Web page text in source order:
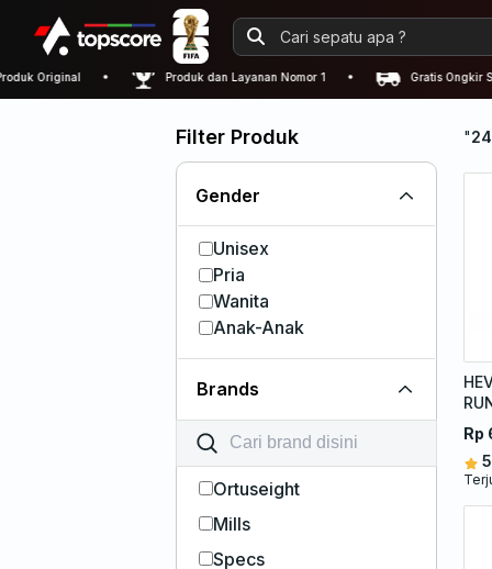
Original Produk dan Layanan Nomor 1 Gratis Ongkir
Filter Produk
Gender
Unisex
Pria
Wanita
Anak-Anak
Brands
Ortuseight
Mills
Specs
"24
Rp
5